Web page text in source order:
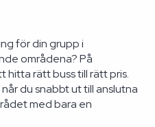
för din grupp i
områdena? På
hitta rätt buss till rätt pris.
du snabbt ut till anslutna
med bara en